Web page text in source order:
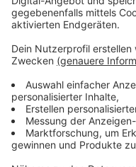
Anzeige
Anzeige
Stadt Leverkusen